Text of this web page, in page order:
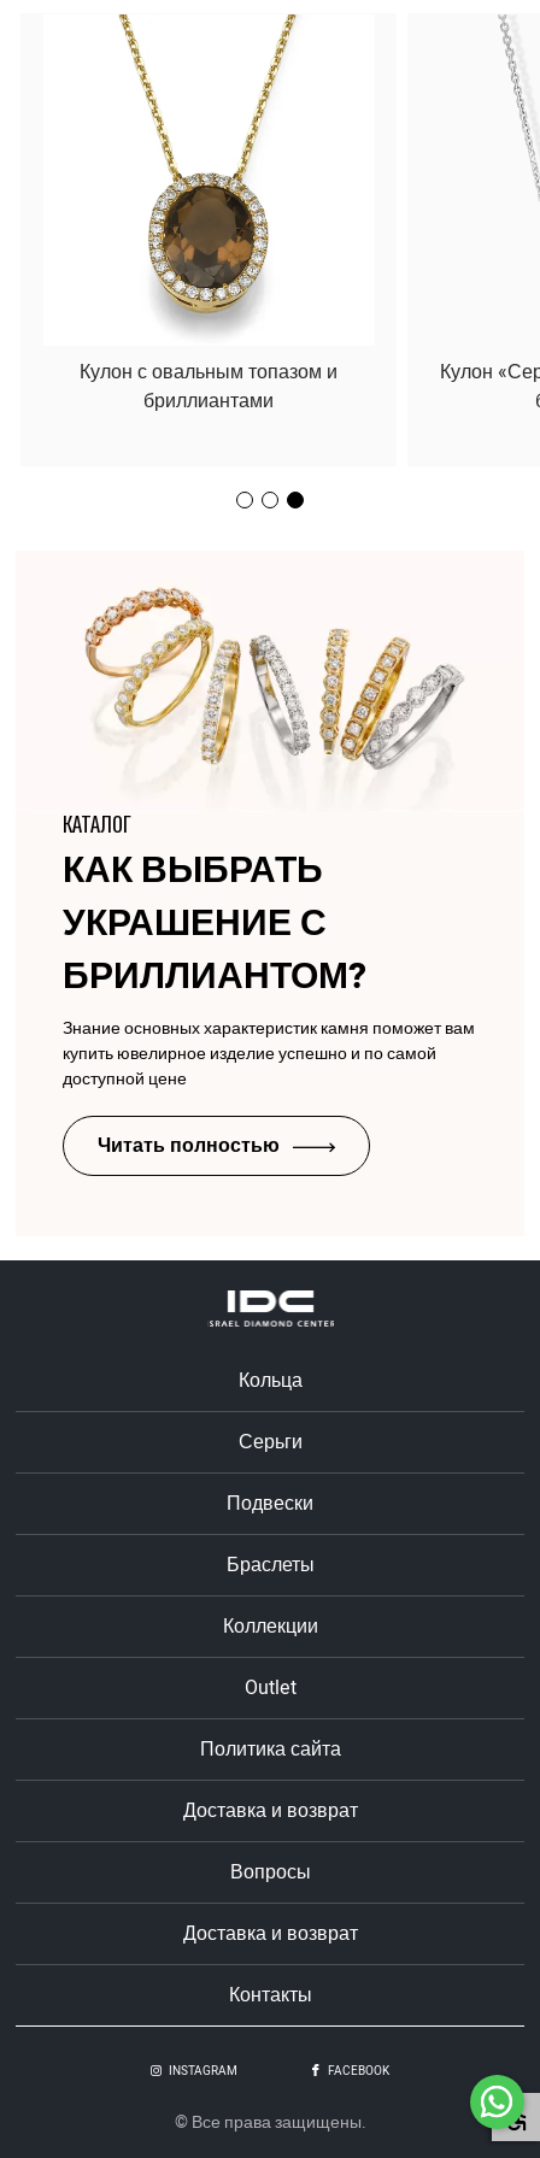
КАТАЛОГ
КАК ВЫБРАТЬ
УКРАШЕНИЕ С
БРИЛЛИАНТОМ?
Знание основных характеристик камня поможет вам
купить ювелирное изделие успешно и по самой
доступной цене
Читать полностью
Кулон
Кулон с овальным топазом и
бриллиантами
Кольца
Серьги
Подвески
Браслеты
Коллекции
Outlet
Политика сайта
Доставка и возврат
Вопросы
Доставка и возврат
Контакты
© Все права защищены.
INSTAGRAM FACEBOOK